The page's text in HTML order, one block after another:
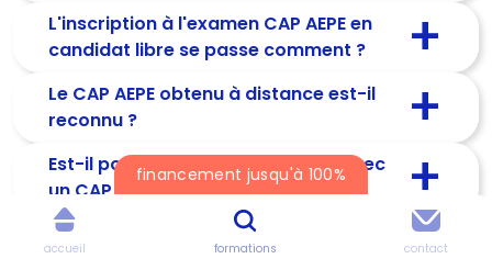
L'inscription à l'examen CAP AEPE en
candidat libre se passe comment ?
Le CAP AEPE obtenu à distance est-il
reconnu ?
Est-il possible de devenir ATSEM avec
un CAP AEPE Petite Enfance ?
financement jusqu'à 100%
accueil formations contact